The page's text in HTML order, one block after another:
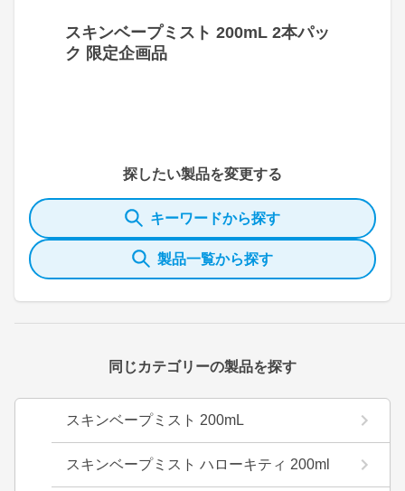
スキンベープミスト 200mL 2本パッ
ク 限定企画品
探したい製品を変更する
キーワードから探す
製品一覧から探す
同じカテゴリーの製品を探す
スキンベープミスト 200mL
スキンベープミスト ハローキティ 200ml